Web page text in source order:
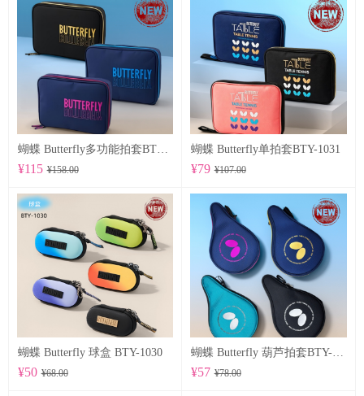
蝴蝶 Butterfly多功能拍套BTY-1032
¥115 ¥158.00
蝴蝶 Butterfly单拍套BTY-1031
¥79 ¥107.00
蝴蝶 Butterfly 球盒 BTY-1030
¥50 ¥68.00
蝴蝶 Butterfly 葫芦拍套BTY-1028
¥57 ¥78.00